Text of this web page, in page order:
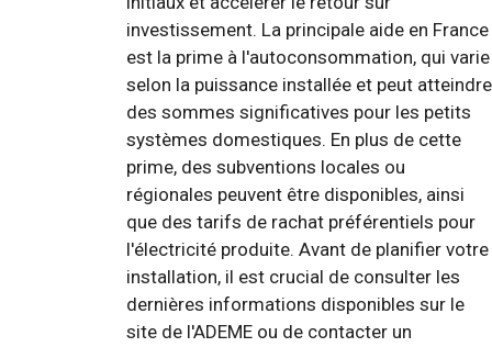
investissement. La principale aide en France
est la prime à l'autoconsommation, qui varie
selon la puissance installée et peut atteindre
des sommes significatives pour les petits
systèmes domestiques. En plus de cette
prime, des subventions locales ou
régionales peuvent être disponibles, ainsi
que des tarifs de rachat préférentiels pour
l'électricité produite. Avant de planifier votre
installation, il est crucial de consulter les
dernières informations disponibles sur le
site de l'ADEME ou de contacter un